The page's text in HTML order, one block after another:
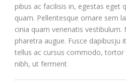
pibus ac facilisis in, egestas eget
quam. Pellentesque ornare sem
cinia quam venenatis vestibulum.
pharetra augue. Fusce dapibusju
tellus ac cursus commodo,
nibh, ut ferment